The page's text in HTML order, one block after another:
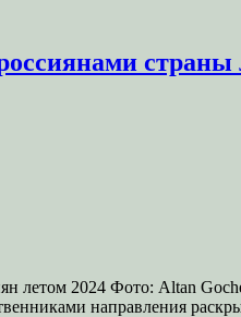
страны
летом 2024 Фото: Altan
направления